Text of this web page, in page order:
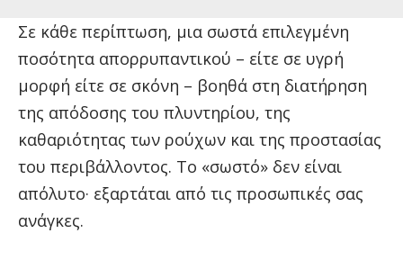
Σε κάθε περίπτωση, μια σωστά επιλεγμένη
ποσότητα απορρυπαντικού – είτε σε υγρή
μορφή είτε σε σκόνη – βοηθά στη διατήρηση
της απόδοσης του πλυντηρίου, της
καθαριότητας των ρούχων και της προστασίας
του περιβάλλοντος. Το «σωστό» δεν είναι
απόλυτο· εξαρτάται από τις προσωπικές σας
ανάγκες.